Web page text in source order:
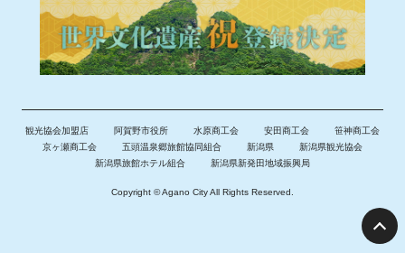
観光協会加盟店 阿賀野市役所 水原商工会 安田商工会
笹神商工会
京ヶ瀬商工会
五頭温泉郷旅館協同組合 新潟県
新潟県観光協会
新潟県旅館ホテル組合
新潟県新発田地域振興局
Copyright © Agano City All Rights Reserved.